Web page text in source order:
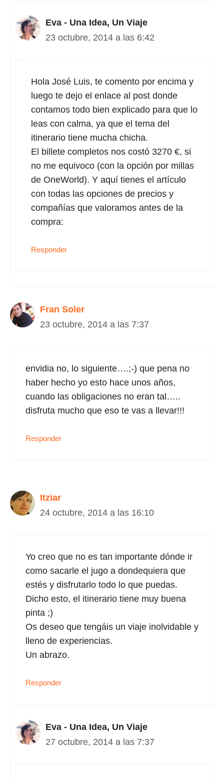
Eva - Una Idea, Un Viaje
23 octubre, 2014 a las 6:42
Hola José Luis, te comento por encima y
luego te dejo el enlace al post donde
contamos todo bien explicado para que lo
leas con calma, ya que el tema del
itinerario tiene mucha chicha.
El billete completos nos costó 3270 €, si
no me equivoco (con la opción por millas
de OneWorld). Y aquí tienes el artículo
con todas las opciones de precios y
compañías que valoramos antes de la
compra:
Responder
Fran Soler
23 octubre, 2014 a las 7:37
envidia no, lo siguiente….;-) que pena no
haber hecho yo esto hace unos años,
cuando las obligaciones no eran tal…..
disfruta mucho que eso te vas a llevar!!!
Responder
Itziar
24 octubre, 2014 a las 16:10
Yo creo que no es tan importante dónde ir
como sacarle el jugo a dondequiera que
estés y disfrutarlo todo lo que puedas.
Dicho esto, el itinerario tiene muy buena
pinta ;)
Os deseo que tengáis un viaje inolvidable y
lleno de experiencias.
Un abrazo.
Responder
Eva - Una Idea, Un Viaje
27 octubre, 2014 a las 7:37